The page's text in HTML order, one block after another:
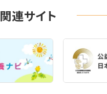
関連サイト